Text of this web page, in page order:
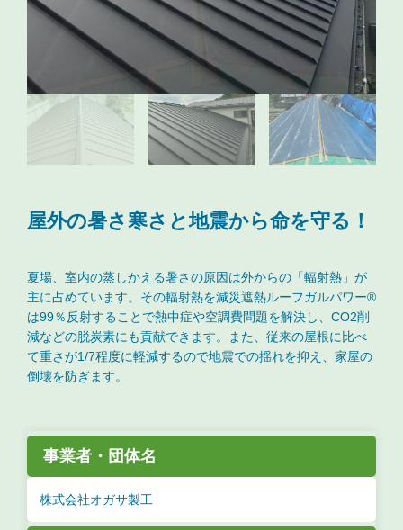
屋外の暑さ寒さと地震から命を守る！
夏場、室内の蒸しかえる暑さの原因は外からの「輻射熱」が
主に占めています。その輻射熱を減災遮熱ルーフガルパワー®
は99％反射することで熱中症や空調費問題を解決し、CO2削
減などの脱炭素にも貢献できます。また、従来の屋根に比べ
て重さが1/7程度に軽減するので地震での揺れを抑え、家屋の
倒壊を防ぎます。
事業者・団体名
株式会社オガサ製工